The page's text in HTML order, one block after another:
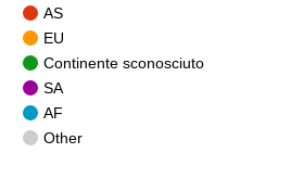
AS
EU
Continente sconosciuto
SA
AF
Other